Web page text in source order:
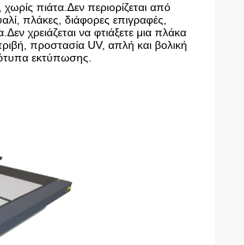
πιάτα.Δεν περιορίζεται από
πλάκες, διάφορες επιγραφές,
χρειάζεται να φτιάξετε μια πλάκα
προστασία UV, απλή και βολική
εκτύπωσης.